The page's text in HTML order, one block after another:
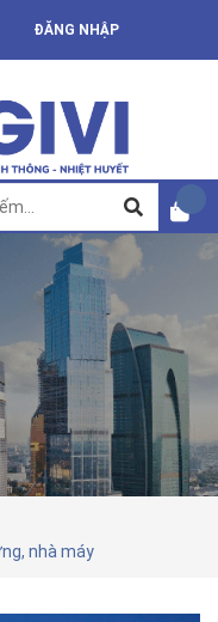
ĐĂNG NHẬP
nhà máy